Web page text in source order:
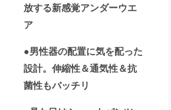
放する新感覚アンダーウエ
ア
●男性器の配置に気を配った
設計。伸縮性＆通気性＆抗
菌性もバッチリ